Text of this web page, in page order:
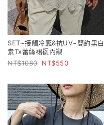
SET~接觸冷感&抗UV~簡約黑白
素Tx蕾絲裙襬內襯
1080
550